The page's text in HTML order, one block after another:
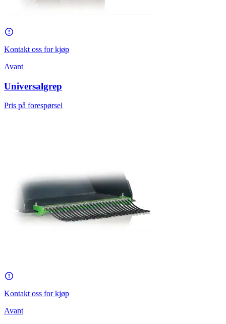
Kontakt oss for kjøp
Avant
Universalgrep
Pris på forespørsel
Kontakt oss for kjøp
Avant